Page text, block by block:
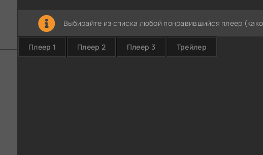
Выбирайте из списка любой понравившийся плеер
Плеер 1 Плеер 2 Плеер 3 Трейлер